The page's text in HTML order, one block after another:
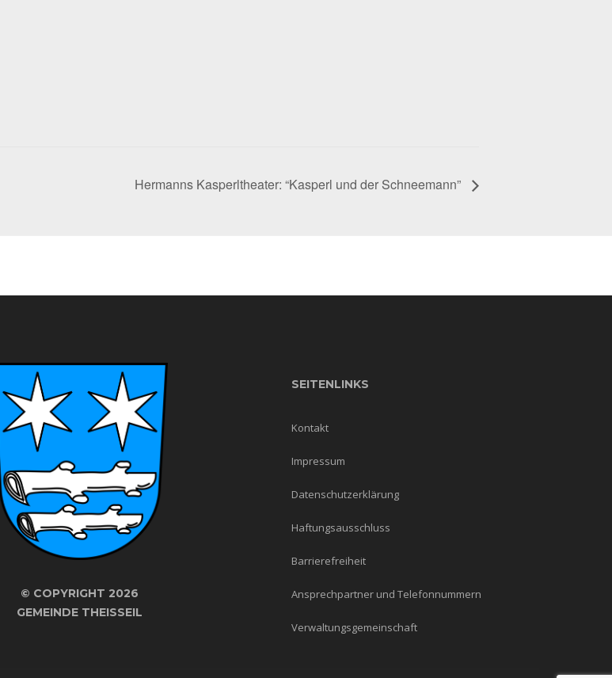
Hermanns Kasperltheater: “Kasperl und der Schneemann”
© COPYRIGHT 2026
GEMEINDE THEISSEIL
SEITENLINKS
Kontakt
Impressum
Datenschutzerklärung
Haftungsausschluss
Barrierefreiheit
Ansprechpartner und Telefonnummern
Verwaltungsgemeinschaft